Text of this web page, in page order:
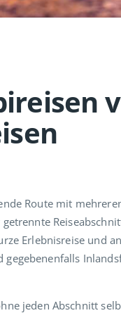
Route mit
Erlebnisreise und
jeden Abschnitt